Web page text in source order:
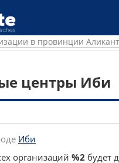
содержанию
в провинции
центры Иби
Иби
организаций %2 будет